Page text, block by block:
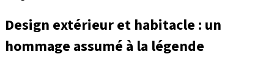
Design extérieur et habitacle : un
hommage assumé à la légende